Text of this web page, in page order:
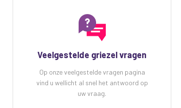
Veelgestelde griezel vragen
Op onze veelgestelde vragen pagina
vind u wellicht al snel het antwoord op
uw vraag.